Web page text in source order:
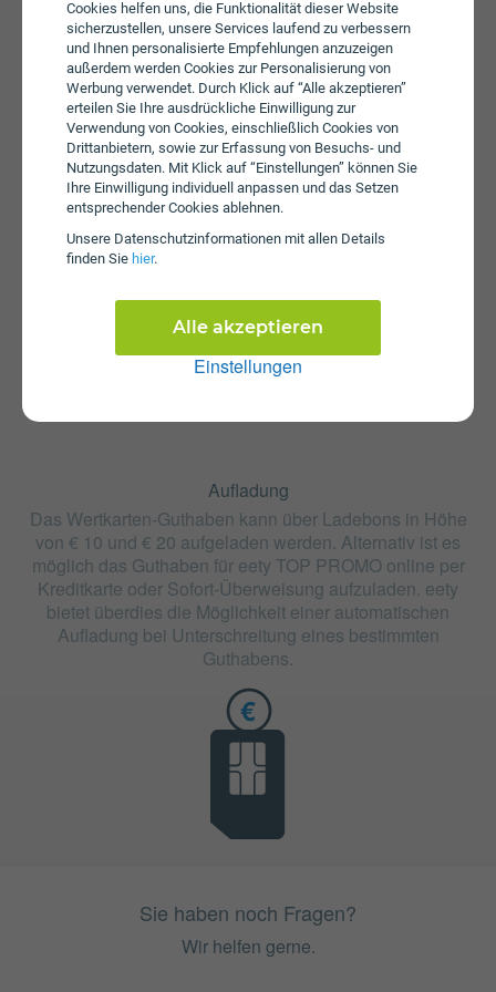
Cookies helfen uns, die Funktionalität dieser Website
sicherzustellen, unsere Services laufend zu verbessern
und Ihnen personalisierte Empfehlungen anzuzeigen
außerdem werden Cookies zur Personalisierung von
Werbung verwendet. Durch Klick auf “Alle akzeptieren”
erteilen Sie Ihre ausdrückliche Einwilligung zur
Verwendung von Cookies, einschließlich Cookies von
Drittanbietern, sowie zur Erfassung von Besuchs- und
Nutzungsdaten. Mit Klick auf “Einstellungen” können Sie
Ihre Einwilligung individuell anpassen und das Setzen
entsprechender Cookies ablehnen.
Unsere Daten­schutz­informationen mit allen Details
finden Sie hier.
Einstellungen
Alle akzeptieren
Daten erhältlich. Bei einem Wertkarten-Tarif wird keine
Servicepauschale erhoben.
Die SIM-Karte zum Tarif eety TOP PROMO ist kostenlos
können nach Erhalt der Karte hinzugebucht werden.
Aufladung
Das Wertkarten-Guthaben kann über Ladebons in Höhe
von € 10 und € 20 aufgeladen werden. Alternativ ist es
möglich das Guthaben für eety TOP PROMO online per
Kreditkarte oder Sofort-Überweisung aufzuladen. eety
bietet überdies die Möglichkeit einer automatischen
Aufladung bei Unterschreitung eines bestimmten
Guthabens.
Sie haben noch Fragen?
Wir helfen gerne.